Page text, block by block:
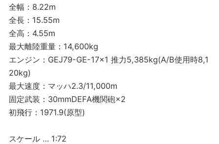
全幅：8.22m
全長：15.55m
全高：4.55m
最大離陸重量：14,600kg
エンジン：GEJ79-GE-17×1 推力5,385kg(A/B使用時8,1
20kg)
最大速度：マッハ2.3/11,000m
固定武装：30mmDEFA機関砲×2
初飛行：1971.9(原型)
スケール … 1:72